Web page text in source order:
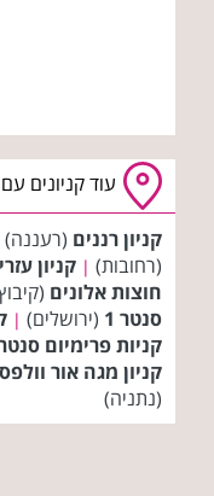
עוד קניונים
קניון רננים (רעננה)
(רחובות) | קניון
חוצות אלונים
סנטר 1
(ירושלים) |
קניות פרימיום
קניון מגה אור
(נתניה)